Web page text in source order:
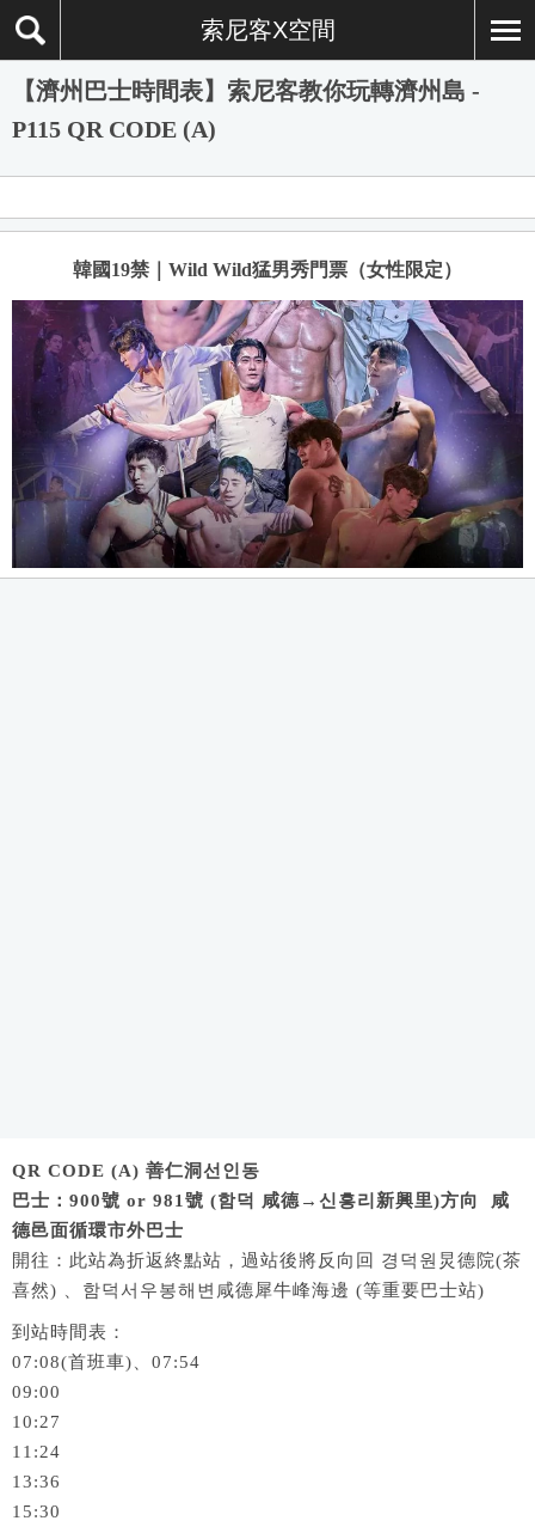
索尼客X空間
【濟州巴士時間表】索尼客教你玩轉濟州島 -
P115 QR CODE (A)
韓國19禁｜Wild Wild猛男秀門票（女性限定）
QR CODE (A) 善仁洞선인동
巴士： 900號 or 981號 (함덕
咸德→신흥리新興里)方向 咸
德邑面循環市外巴士
開往：此站為折返終點站，過站後將反向回 경덕원炅德院(茶
喜然) 、함덕서우봉해변咸德犀牛峰海邊 (等重要巴士站)
到站時間表：
07:08(首班車)、07:54
09:00
10:27
11:24
13:36
15:30